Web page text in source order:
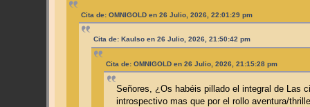
Cita de: OMNIGOLD en 26 Julio, 2026, 22:01:29 pm
Cita de: Kaulso en 26 Julio, 2026, 21:50:42 pm
Cita de: OMNIGOLD en 26 Julio, 2026, 21:15:28 pm
Señores, ¿Os habéis pillado el integral de Las
introspectivo mas que por el rollo aventura/